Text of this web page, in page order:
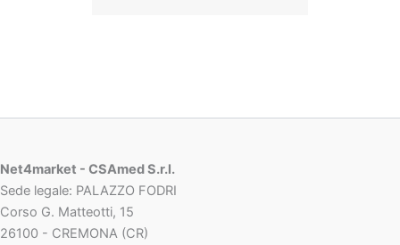
Net4market - CSAmed S.r.l.
Sede legale: PALAZZO FODRI
Corso G. Matteotti, 15
26100 - CREMONA (CR)